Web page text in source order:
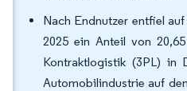
Nach Endnutzer entfiel
2025 ein Anteil von
Kontraktlogistik (3PL) in
Automobilindustrie auf